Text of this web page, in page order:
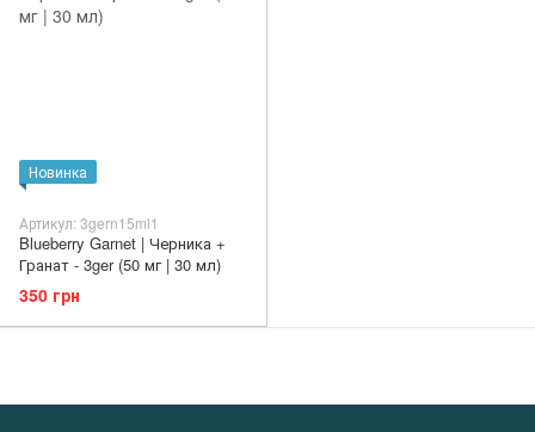
Новинка
Артикул: 3gern15ml1
Blueberry Garnet | Черника +
Гранат - 3ger (50 мг | 30 мл)
350 грн